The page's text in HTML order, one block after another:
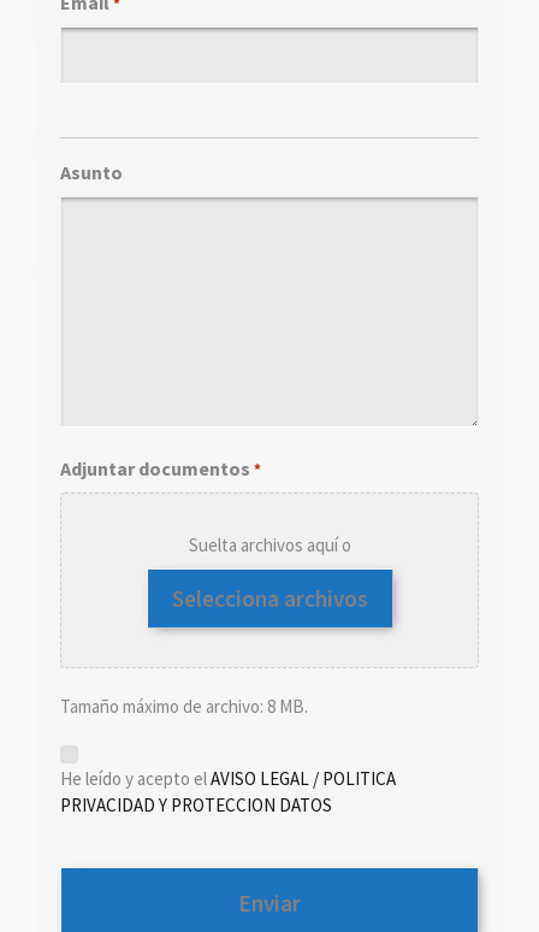
Asunto
Adjuntar documentos *
Suelta archivos aquí o
Selecciona archivos
Tamaño máximo de archivo: 8 MB.
He leído y acepto elAVISO LEGAL / POLITICA
PRIVACIDAD Y PROTECCION DATOS